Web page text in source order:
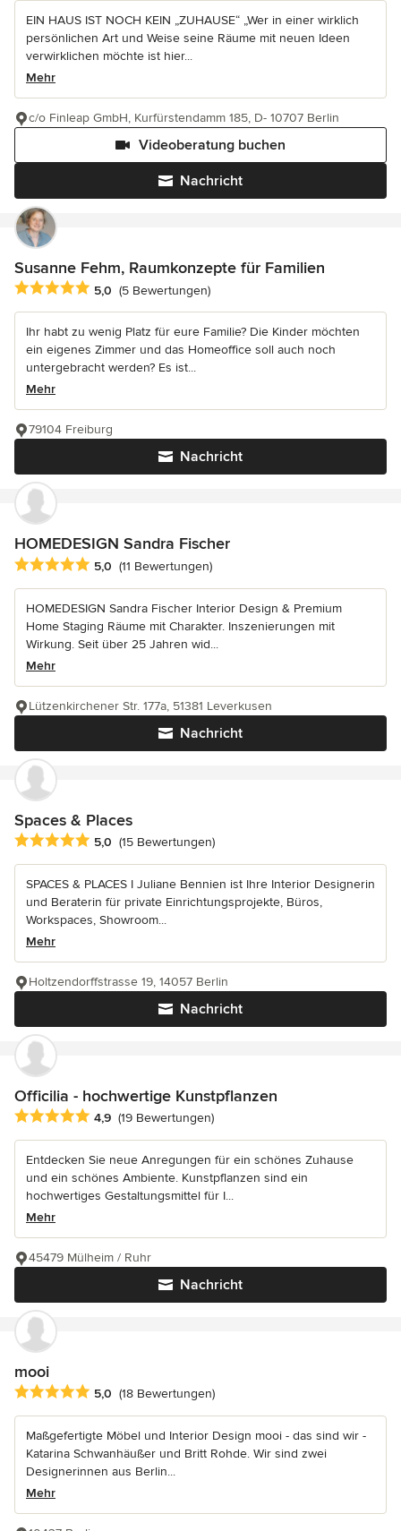
EIN HAUS IST NOCH KEIN „ZUHAUSE“ „Wer in einer wirklich
persönlichen Art und Weise seine Räume mit neuen Ideen
verwirklichen möchte ist hier...
Mehr
Nachricht
Videoberatung buchen
c/o Finleap GmbH, Kurfürstendamm 185, D- 10707 Berlin
Susanne Fehm, Raumkonzepte für Familien
Durchschnittliche Bewertung: 5 von 5 Sternen
5,0 (5 Bewertungen)
Ihr habt zu wenig Platz für eure Familie? Die Kinder möchten
ein eigenes Zimmer und das Homeoffice soll auch noch
untergebracht werden? Es ist...
Mehr
Nachricht
79104 Freiburg
HOMEDESIGN Sandra Fischer
Durchschnittliche Bewertung: 5 von 5 Sternen
5,0 (11 Bewertungen)
HOMEDESIGN Sandra Fischer Interior Design & Premium
Home Staging Räume mit Charakter. Inszenierungen mit
Wirkung. Seit über 25 Jahren wid...
Mehr
Nachricht
Lützenkirchener Str. 177a, 51381 Leverkusen
Spaces & Places
Durchschnittliche Bewertung: 5 von 5 Sternen
5,0 (15 Bewertungen)
SPACES & PLACES I Juliane Bennien ist Ihre Interior Designerin
und Beraterin für private Einrichtungsprojekte, Büros,
Workspaces, Showroom...
Mehr
Nachricht
Holtzendorffstrasse 19, 14057 Berlin
Officilia - hochwertige Kunstpflanzen
Durchschnittliche Bewertung: 4.9 von 5 Sternen
4,9 (19 Bewertungen)
Entdecken Sie neue Anregungen für ein schönes Zuhause
und ein schönes Ambiente. Kunstpflanzen sind ein
hochwertiges Gestaltungsmittel für I...
Mehr
Nachricht
45479 Mülheim / Ruhr
mooi
Durchschnittliche Bewertung: 5 von 5 Sternen
5,0 (18 Bewertungen)
Maßgefertigte Möbel und Interior Design mooi - das sind wir -
Katarina Schwanhäußer und Britt Rohde. Wir sind zwei
Designerinnen aus Berlin...
Mehr